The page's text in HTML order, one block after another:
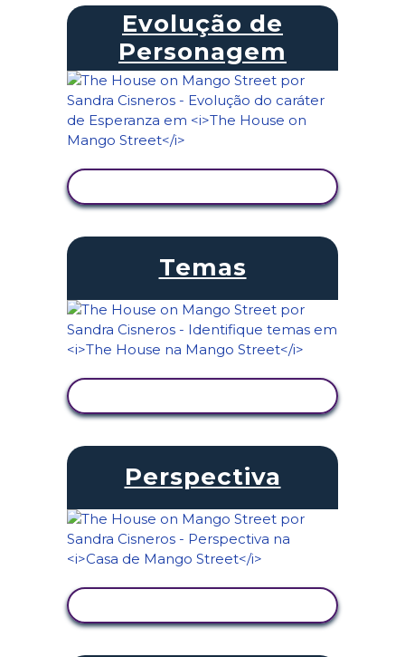
Evolução de
Personagem
Temas
Perspectiva